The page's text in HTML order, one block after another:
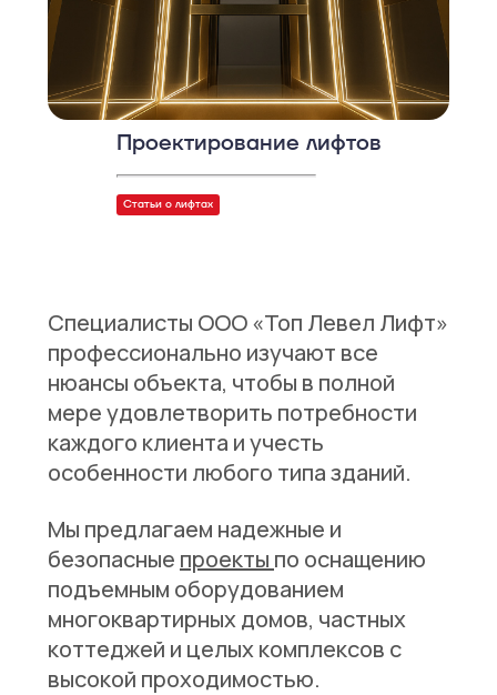
Проектирование лифтов
Статьи о лифтах
Специалисты ООО «Топ Левел Лифт»
профессионально изучают все
нюансы объекта, чтобы в полной
мере удовлетворить потребности
каждого клиента и учесть
особенности любого типа зданий.
Мы предлагаем надежные и
безопасные проекты по оснащению
подъемным оборудованием
многоквартирных домов, частных
коттеджей и целых комплексов с
высокой проходимостью.